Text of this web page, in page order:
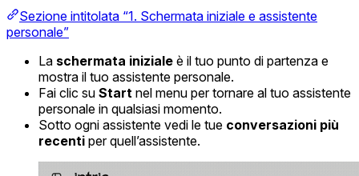
Sezione intitolata “1. Schermata iniziale e assistente
personale”
La schermata iniziale è il tuo punto di partenza e
mostra il tuo assistente personale.
Fai clic su Start nel menu per tornare al tuo assistente
personale in qualsiasi momento.
Sotto ogni assistente vedi le tue conversazioni più
recenti per quell’assistente.